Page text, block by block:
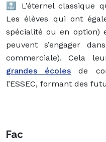
🔝 L’éternel classique
Les élèves qui ont
spécialité ou en option)
peuvent s’engager
commerciale). Cela
grandes écoles de
l’ESSEC, formant des
Fac